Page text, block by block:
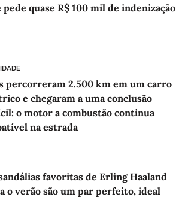
pede quase R$ 100 mil de indenização
percorreram 2.500 km em um carro
e chegaram a uma conclusão
o motor a combustão continua
na estrada
favoritas de Erling Haaland
o verão são um par perfeito, ideal